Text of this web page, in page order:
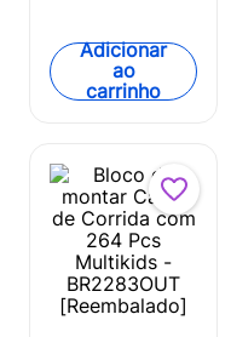
[Reembalado]
Adicionar
ao
carrinho